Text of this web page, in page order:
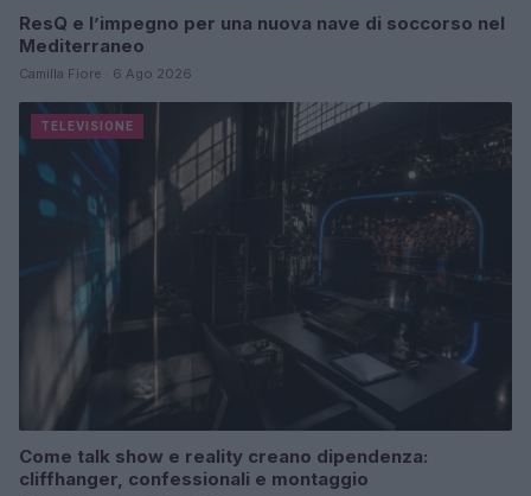
ResQ e l’impegno per una nuova nave di soccorso nel
Mediterraneo
Camilla Fiore · 6 Ago 2026
TELEVISIONE
Come talk show e reality creano dipendenza:
cliffhanger, confessionali e montaggio